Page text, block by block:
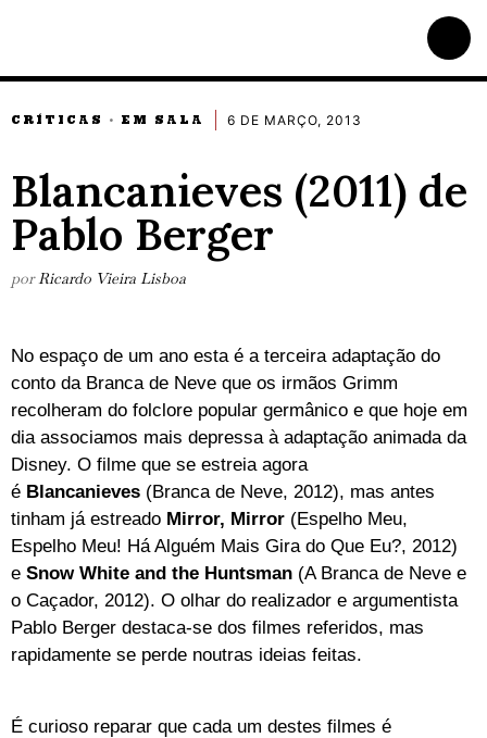
CRÍTICAS · EM SALA 6 DE MARÇO, 2013
Blancanieves (2011) de
Pablo Berger
porRicardo Vieira Lisboa
No espaço de um ano esta é a terceira adaptação do
conto da Branca de Neve que os irmãos Grimm
recolheram do folclore popular germânico e que hoje em
dia associamos mais depressa à adaptação animada da
Disney. O filme que se estreia agora
é Blancanieves (Branca de Neve, 2012), mas antes
tinham já estreado Mirror, Mirror (Espelho Meu,
Espelho Meu! Há Alguém Mais Gira do Que Eu?, 2012)
e Snow White and the Huntsman (A Branca de Neve e
o Caçador, 2012). O olhar do realizador e argumentista
Pablo Berger destaca-se dos filmes referidos, mas
rapidamente se perde noutras ideias feitas.
É curioso reparar que cada um destes filmes é